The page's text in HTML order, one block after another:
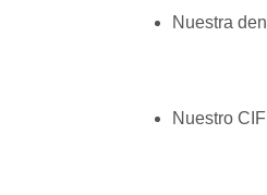
Nuestra
Nuestro